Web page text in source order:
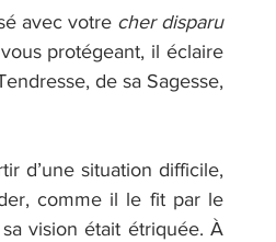
avec votre
cher disparu
protégeant, il éclaire
de sa Sagesse,
d’une situation difficile,
comme il le fit par le
vision était étriquée. À